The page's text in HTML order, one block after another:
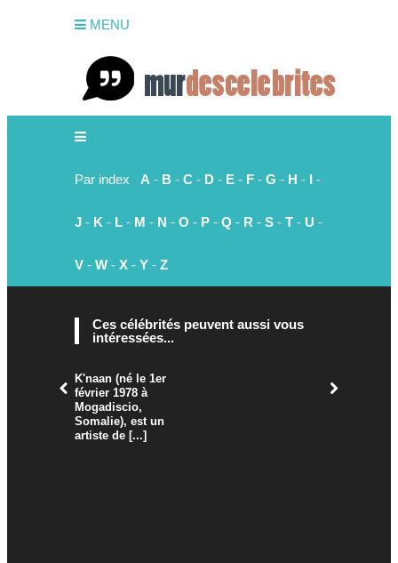
MENU
Par index A - B - C - D - E - F - G - H - I -
J - K - L - M - N - O - P - Q - R - S - T - U -
V - W - X - Y - Z
Ces célébrités peuvent aussi vous
intéressées...
K'naan (né le 1er
février 1978 à
Mogadiscio,
Somalie), est un
artiste de [...]